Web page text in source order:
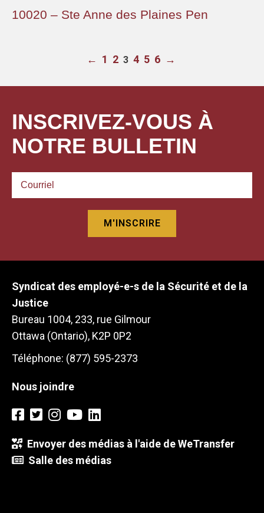
10020 – Ste Anne des Plaines Pen
← 1 2 3 4 5 6 →
INSCRIVEZ-VOUS À
NOTRE BULLETIN
Syndicat des employé-e-s de la Sécurité et de la
Justice
Bureau 1004, 233, rue Gilmour
Ottawa (Ontario), K2P 0P2
Téléphone: (877) 595-2373
Nous joindre
Envoyer des médias à l'aide de WeTransfer
Salle des médias